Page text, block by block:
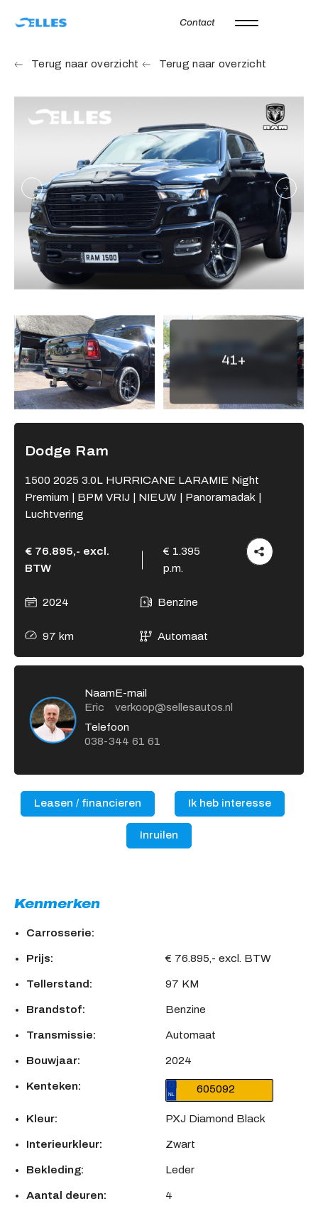
Contact
Home
Autoverhuur
Onze merken
Diensten
Werkplaats
Over ons
Verkocht
Vacatures
Contact
Adres
Kamperzeedijk 87-89
8281 PC Genemuiden
Za
9:00 - 17:00
Openingstijden werkplaats
Terug naar overzicht Terug naar overzicht
41+
Dodge Ram
1500 2025 3.0L HURRICANE LARAMIE Night
Premium | BPM VRIJ | NIEUW | Panoramadak |
Luchtvering
€ 76.895,- excl.
BTW
€ 1.395
p.m.
2024 Benzine
97 km Automaat
Naam
Eric
E-mail
verkoop@sellesautos.nl
Telefoon
038-344 61 61
Leasen / financieren Ik heb interesse
Inruilen
Kenmerken
Carrosserie:
Prijs: € 76.895,- excl. BTW
Tellerstand: 97 KM
Brandstof: Benzine
Transmissie: Automaat
Bouwjaar: 2024
Kenteken: 605092
Kleur: PXJ Diamond Black
Interieurkleur: Zwart
Bekleding: Leder
Aantal deuren: 4